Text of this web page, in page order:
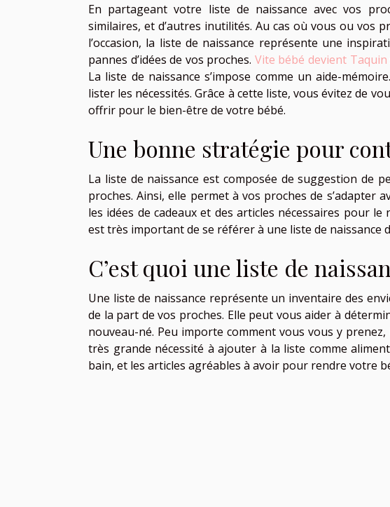
En partageant votre liste de naissance avec vos
similaires, et d’autres inutilités. Au cas où vous ou vos
l’occasion, la liste de naissance représente une
pannes d’idées de vos proches. Vite bébé devient Taquin
La liste de naissance s’impose comme un aide-
lister les nécessités. Grâce à cette liste, vous évitez de
offrir pour le bien-être de votre bébé.
Une bonne stratégie pour
La liste de naissance est composée de suggestion de
proches. Ainsi, elle permet à vos proches de s’adapter
les idées de cadeaux et des articles nécessaires pour
est très important de se référer à une liste de naissance
C’est quoi une liste de
Une liste de naissance représente un inventaire des
de la part de vos proches. Elle peut vous aider à
nouveau-né. Peu importe comment vous vous y
très grande nécessité à ajouter à la liste comme
bain, et les articles agréables à avoir pour rendre votre